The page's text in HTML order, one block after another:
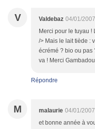
V Valdebaz 04/01/
Merci pour le tuyau
/> Mais le lait tiède :
écrémé ? bio ou pas
va ! Merci
Répondre
M malaurie 04/01/
et bonne année à